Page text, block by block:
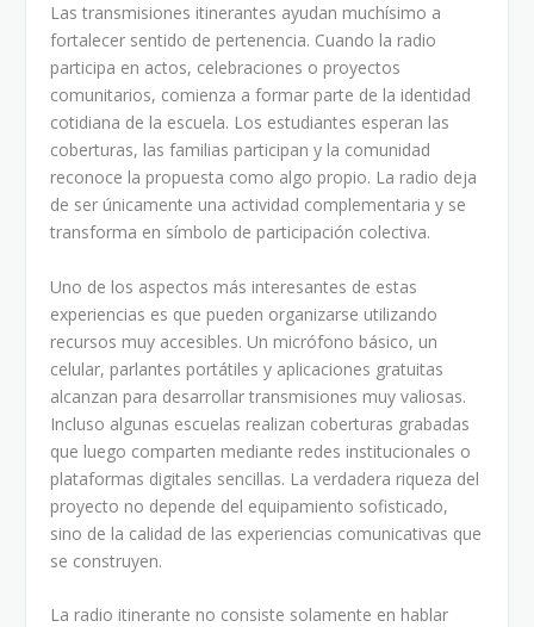
Las transmisiones itinerantes ayudan muchísimo a
fortalecer sentido de pertenencia. Cuando la radio
participa en actos, celebraciones o proyectos
comunitarios, comienza a formar parte de la identidad
cotidiana de la escuela. Los estudiantes esperan las
coberturas, las familias participan y la comunidad
reconoce la propuesta como algo propio. La radio deja
de ser únicamente una actividad complementaria y se
transforma en símbolo de participación colectiva.
Uno de los aspectos más interesantes de estas
experiencias es que pueden organizarse utilizando
recursos muy accesibles. Un micrófono básico, un
celular, parlantes portátiles y aplicaciones gratuitas
alcanzan para desarrollar transmisiones muy valiosas.
Incluso algunas escuelas realizan coberturas grabadas
que luego comparten mediante redes institucionales o
plataformas digitales sencillas. La verdadera riqueza del
proyecto no depende del equipamiento sofisticado,
sino de la calidad de las experiencias comunicativas que
se construyen.
La radio itinerante no consiste solamente en hablar